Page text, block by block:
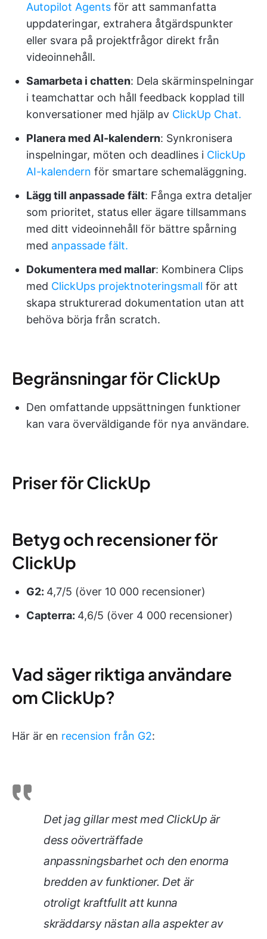
Autopilot Agents för att sammanfatta
uppdateringar, extrahera åtgärdspunkter
eller svara på projektfrågor direkt från
videoinnehåll.
Samarbeta i chatten: Dela skärminspelningar
i teamchattar och håll feedback kopplad till
konversationer med hjälp av ClickUp Chat.
Planera med AI-kalendern: Synkronisera
inspelningar, möten och deadlines i ClickUp
AI-kalendern för smartare schemaläggning.
Lägg till anpassade fält: Fånga extra detaljer
som prioritet, status eller ägare tillsammans
med ditt videoinnehåll för bättre spårning
med anpassade fält.
Dokumentera med mallar: Kombinera Clips
med ClickUps projektnoteringsmall för att
skapa strukturerad dokumentation utan att
behöva börja från scratch.
Begränsningar för ClickUp
Den omfattande uppsättningen funktioner
kan vara överväldigande för nya användare.
Priser för ClickUp
Betyg och recensioner för
ClickUp
G2: 4,7/5 (över 10 000 recensioner)
Capterra: 4,6/5 (över 4 000 recensioner)
Vad säger riktiga användare
om ClickUp?
Här är en recension från G2:
Det jag gillar mest med ClickUp är
dess oöverträffade
anpassningsbarhet och den enorma
bredden av funktioner. Det är
otroligt kraftfullt att kunna
skräddarsy nästan alla aspekter av